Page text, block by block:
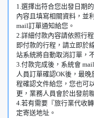
1.選擇出符合您出發日期
內容且填寫相關資料，並
mail訂單通知給您。
2.詳細付款內容請依照行
即付款的行程，請立即於
站系統將自動取消訂單，
3.付款完成後，系統會
人員訂單確認OK後，最
程確認文件給您，您也可
更，業務人員會於出發前
4.若有需要『旅行業代收
定寄送地址。